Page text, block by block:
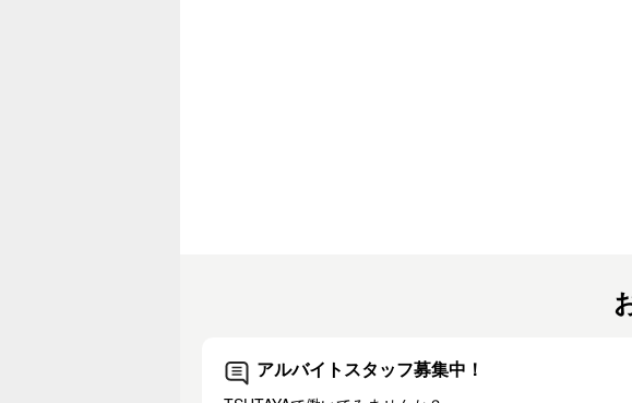
アルバイトスタッフ募集中！